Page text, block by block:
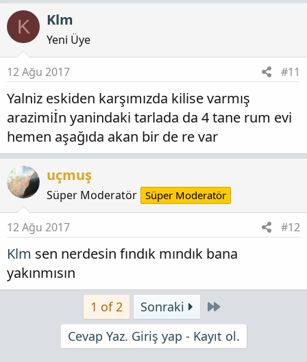
K Klm
Yeni Üye
12 Ağu 2017 #11
Yalniz eskiden karşımızda kilise varmış
arazimiİn yanindaki tarlada da 4 tane rum evi
hemen aşağıda akan bir de re var
uçmuş
Süper Moderatör Süper Moderatör
12 Ağu 2017 #12
Klm sen nerdesin fındık mındık bana
yakınmısın
1 of 2 Sonraki
Son
Cevap Yaz. Giriş yap - Kayıt ol.